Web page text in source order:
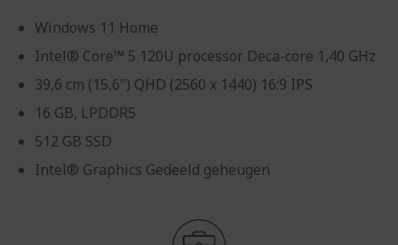
Windows 11 Home
Intel® Core™ 5 120U processor Deca-core 1,40 GHz
39,6 cm (15,6") QHD (2560 x 1440) 16:9 IPS
16 GB, LPDDR5
512 GB SSD
Intel® Graphics Gedeeld geheugen